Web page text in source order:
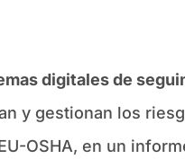
digitales de
y gestionan los
OSHA, en un